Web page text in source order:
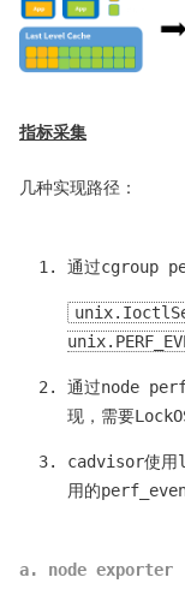
指标采集
几种实现路径：
通过cgroup
通过node perf
现，需要
cadvisor使用
用的
a. node exporter